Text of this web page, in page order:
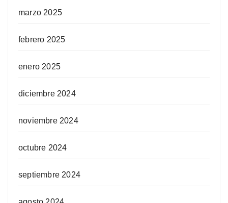
marzo 2025
febrero 2025
enero 2025
diciembre 2024
noviembre 2024
octubre 2024
septiembre 2024